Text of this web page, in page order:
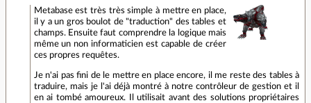
Metabase est très très simple à mettre en place,
il y a un gros boulot de "traduction" des tables et
champs. Ensuite faut comprendre la logique mais
même un non informaticien est capable de créer
ces propres requêtes.
Je n'ai pas fini de le mettre en place encore, il me reste des tables à
traduire, mais je l'ai déjà montré à notre contrôleur de gestion et il
en ai tombé amoureux. Il utilisait avant des solutions propriétaires